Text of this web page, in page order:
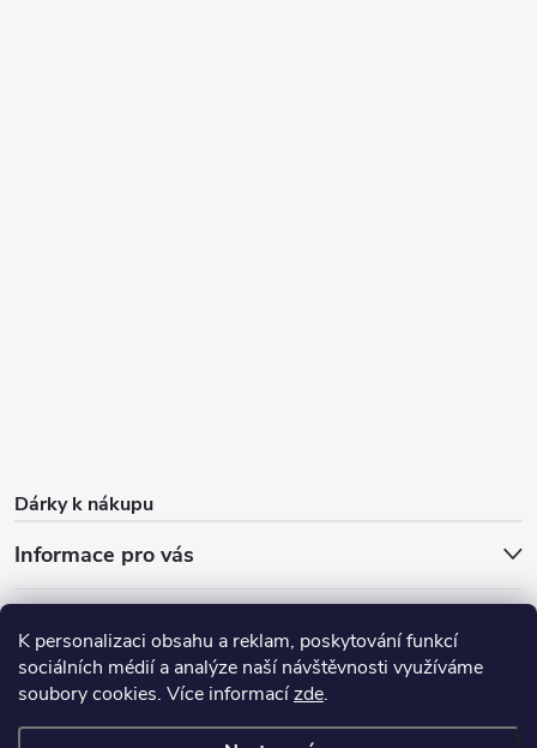
K personalizaci obsahu a reklam, poskytování funkcí
sociálních médií a analýze naší návštěvnosti využíváme
soubory cookies. Více informacízde.
Dárky k nákupu
Informace pro vás
Dárky k nákupu
Doprava zdarma od 1 000 Kč
Blog
Výdejní místo